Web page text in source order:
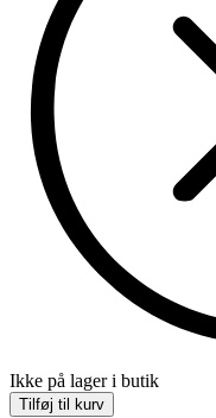
Ikke på lager i butik
Tilføj til kurv